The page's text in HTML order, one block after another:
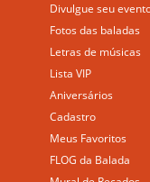
Divulgue seu
Fotos das baladas
Letras de músicas
Lista VIP
Aniversários
Cadastro
Meus Favoritos
FLOG da Balada